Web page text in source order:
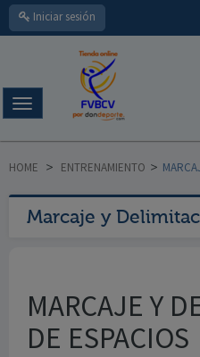
Iniciar sesión
Navegación
Toggle
HOME > ENTRENAMIENTO >
Marcaje y
MARCAJE Y
DE ESPACIOS